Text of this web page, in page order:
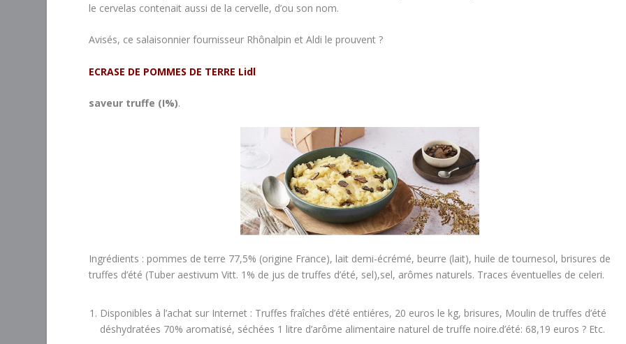
le cervelas contenait aussi de la cervelle, d’ou son nom.
Avisés, ce salaisonnier fournisseur Rhônalpin et Aldi le prouvent ?
ECRASE DE POMMES DE TERRE Lidl
saveur truffe (I%).
Ingrédients : pommes de terre 77,5% (origine France), lait demi-écrémé, beurre (lait), huile de tournesol, brisures de
truffes d’été (Tuber aestivum Vitt. 1% de jus de truffes d’été, sel),sel, arômes naturels. Traces éventuelles de celeri.
Disponibles à l’achat sur Internet : Truffes fraîches d’été entiéres, 20 euros le kg, brisures, Moulin de truffes d’été
déshydratées 70% aromatisé, séchées 1 litre d’arôme alimentaire naturel de truffe noire.d’été: 68,19 euros ? Etc.